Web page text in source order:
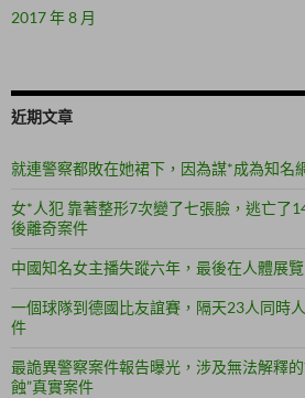
2017 年 8 月
近期文章
就連警察都敗在她裙下，因為謀*成為知名
女*人犯 靠著整形7次變了七張臉，逃亡了
後離奇案件
中國知名女主播失蹤六年，最後在人體展
一個球隊到德國比友誼賽，隔天23人同時
件
最詭異警察案件報告曝光，涉及無法解釋
蝕”真實案件